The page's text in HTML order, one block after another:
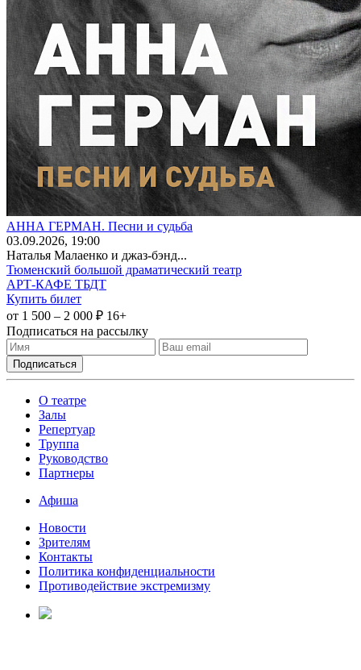
АННА ГЕРМАН. Песни и судьба
03.09.2026, 19:00
Наталья Малаенко и джаз-бэнд...
Тюменский большой драматический театр
АРТ-КАФЕ ТБДТ
Купить билет
от 1 500 – 2 000 ₽ 16+
Подписаться на рассылку
О театре
Залы
Репертуар
Труппа
Руководство
Партнеры
Афиша
Новости
Зрителям
Контакты
Политика конфиденциальности
Противодействие экстремизму